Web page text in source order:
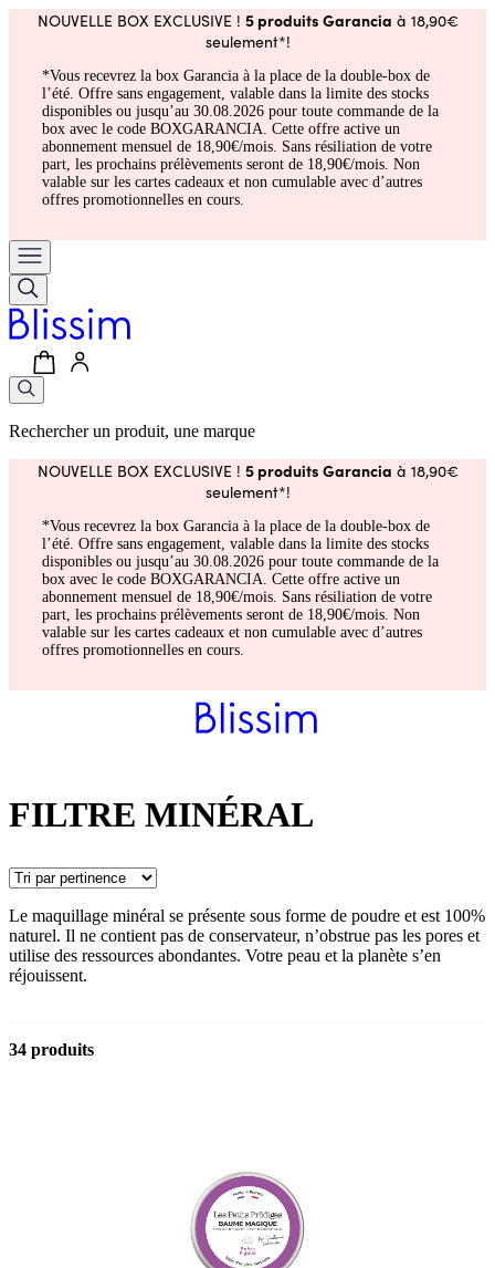
NOUVELLE BOX EXCLUSIVE ! 5 produits Garancia à 18,90€
seulement*!
*Vous recevrez la box Garancia à la place de la double-box de
l’été. Offre sans engagement, valable dans la limite des stocks
disponibles ou jusqu’au 30.08.2026 pour toute commande de la
box avec le code BOXGARANCIA. Cette offre active un
abonnement mensuel de 18,90€/mois. Sans résiliation de votre
part, les prochains prélèvements seront de 18,90€/mois. Non
valable sur les cartes cadeaux et non cumulable avec d’autres
offres promotionnelles en cours.
Rechercher un produit, une marque
NOUVELLE BOX EXCLUSIVE ! 5 produits Garancia à 18,90€
seulement*!
*Vous recevrez la box Garancia à la place de la double-box de
l’été. Offre sans engagement, valable dans la limite des stocks
disponibles ou jusqu’au 30.08.2026 pour toute commande de la
box avec le code BOXGARANCIA. Cette offre active un
abonnement mensuel de 18,90€/mois. Sans résiliation de votre
part, les prochains prélèvements seront de 18,90€/mois. Non
valable sur les cartes cadeaux et non cumulable avec d’autres
offres promotionnelles en cours.
FILTRE MINÉRAL
Le maquillage minéral se présente sous forme de poudre et est 100%
naturel. Il ne contient pas de conservateur, n’obstrue pas les pores et
utilise des ressources abondantes. Votre peau et la planète s’en
réjouissent.
34 produits